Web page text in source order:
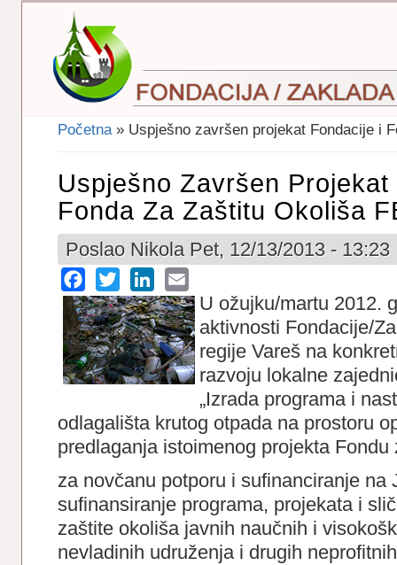
Vi Ste Ovdje
Početna» Uspješno završen projekat Fondacije i
Uspješno Završen
Fonda Za Zaštitu Okoliša
Poslao Nikola Pet, 12/13/2013 - 13:23
Facebook
Twitter LinkedIn
U ožujku/martu 2012.
aktivnosti Fondacije/
regije Vareš na
razvoju lokalne
„Izrada programa i
odlagališta krutog otpada na prostoru
predlaganja istoimenog projekta
za novčanu potporu i sufinanciranje na
sufinansiranje programa, projekata i
zaštite okoliša javnih naučnih i
nevladinih udruženja i drugih